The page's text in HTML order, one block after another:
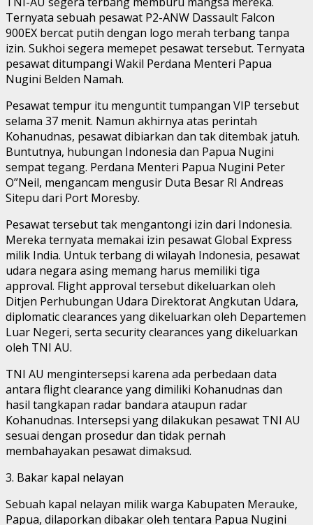
Ternyata sebuah pesawat P2-ANW Dassault Falcon
900EX bercat putih dengan logo merah terbang tanpa
izin. Sukhoi segera memepet pesawat tersebut. Ternyata
pesawat ditumpangi Wakil Perdana Menteri Papua
Nugini Belden Namah.
Pesawat tempur itu menguntit tumpangan VIP tersebut
selama 37 menit. Namun akhirnya atas perintah
Kohanudnas, pesawat dibiarkan dan tak ditembak jatuh.
Buntutnya, hubungan Indonesia dan Papua Nugini
sempat tegang. Perdana Menteri Papua Nugini Peter
O”Neil, mengancam mengusir Duta Besar RI Andreas
Sitepu dari Port Moresby.
Pesawat tersebut tak mengantongi izin dari Indonesia.
Mereka ternyata memakai izin pesawat Global Express
milik India. Untuk terbang di wilayah Indonesia, pesawat
udara negara asing memang harus memiliki tiga
approval. Flight approval tersebut dikeluarkan oleh
Ditjen Perhubungan Udara Direktorat Angkutan Udara,
diplomatic clearances yang dikeluarkan oleh Departemen
Luar Negeri, serta security clearances yang dikeluarkan
oleh TNI AU.
TNI AU mengintersepsi karena ada perbedaan data
antara flight clearance yang dimiliki Kohanudnas dan
hasil tangkapan radar bandara ataupun radar
Kohanudnas. Intersepsi yang dilakukan pesawat TNI AU
sesuai dengan prosedur dan tidak pernah
membahayakan pesawat dimaksud.
3. Bakar kapal nelayan
Sebuah kapal nelayan milik warga Kabupaten Merauke,
Papua, dilaporkan dibakar oleh tentara Papua Nugini